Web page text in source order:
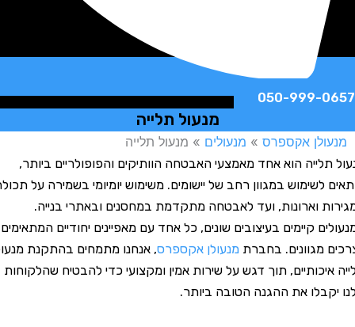
050-999-
מנעול תלייה
אקספרס»מנעולים»מנעול תלייה
הוא אחד מאמצעי האבטחה הוותיקים והפופולריים ביותר,
במגוון רחב של יישומים. משימוש יומיומי בשמירה על תכולה
וארונות, ועד לאבטחה מתקדמת במחסנים ובאתרי בנייה.
קיימים בעיצובים שונים, כל אחד עם מאפיינים יחודיים המתאימים
מגוונים. בחברתמנעולן אקספרס, אנחנו מתמחים בהתקנת מנעולי
תוך דגש על שירות אמין ומקצועי כדי להבטיח שהלקוחות
את ההגנה הטובה ביותר.